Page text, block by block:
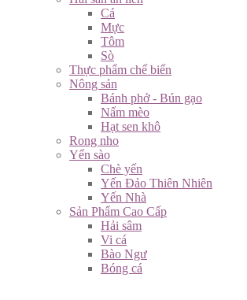
Cá
Mực
Tôm
Sò
Thực phẩm chế biến
Nông sản
Bánh phở - Bún gạo
Nấm mèo
Hạt sen khô
Rong nho
Yến sào
Chè yến
Yến Đảo Thiên Nhiên
Yến Nhà
Sản Phẩm Cao Cấp
Hải sâm
Vi cá
Bào Ngư
Bóng cá